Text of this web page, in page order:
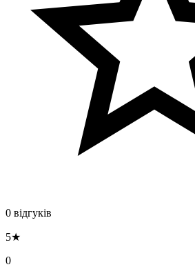
0 відгуків
5★
0